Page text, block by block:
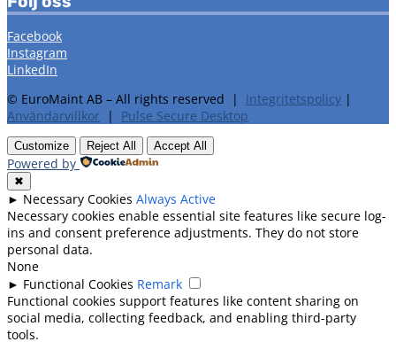
Facebook
Instagram
LinkedIn
© EuroMaint AB – All rights reserved | Integritetspolicy |
Användarvillkor | Pulse Secure Desktop
Customize Reject All Accept All
Powered by
✖
► Necessary Cookies Always Active
Necessary cookies enable essential site features like secure log-
ins and consent preference adjustments. They do not store
personal data.
None
► Functional Cookies Remark
Functional cookies support features like content sharing on
social media, collecting feedback, and enabling third-party
tools.